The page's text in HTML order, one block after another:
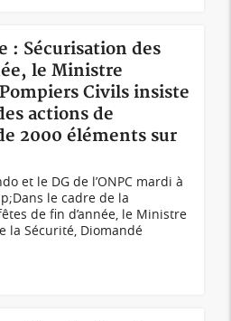
: Sécurisation des
le Ministre
Civils insiste
actions de
2000 éléments sur
et le DG de l’ONPC mardi à
le cadre de la
de fin d’année, le Ministre
la Sécurité, Diomandé